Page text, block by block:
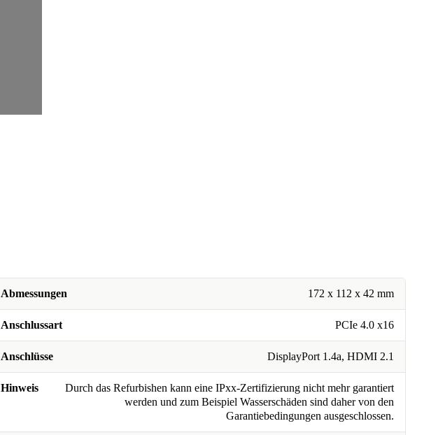
Abmessungen 172 x 112 x 42 mm
Anschlussart PCIe 4.0 x16
Anschlüsse DisplayPort 1.4a, HDMI 2.1
Hinweis
Durch das Refurbishen kann eine IPxx-Zertifizierung nicht mehr garantiert
werden und zum Beispiel Wasserschäden sind daher von den
Garantiebedingungen ausgeschlossen.